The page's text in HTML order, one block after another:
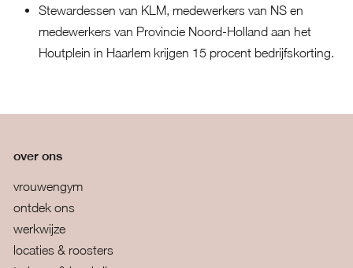
Stewardessen van KLM, medewerkers van NS en
medewerkers van Provincie Noord-Holland aan het
Houtplein in Haarlem krijgen 15 procent bedrijfskorting.
over ons
vrouwengym
ontdek ons
werkwijze
locaties & roosters